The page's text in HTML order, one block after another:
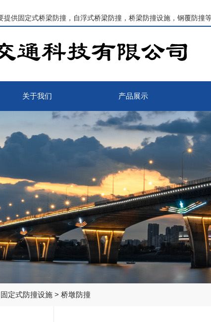
提供固定式桥梁防撞 ，自浮式桥梁防撞，桥梁防撞设施，钢覆防撞
关于我们 产品展示
固定式防撞设施 > 桥墩防撞